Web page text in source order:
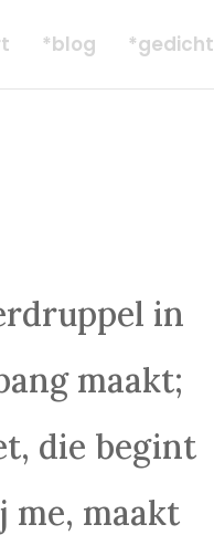
*blog *gedicht
in
maakt;
die begint
me, maakt